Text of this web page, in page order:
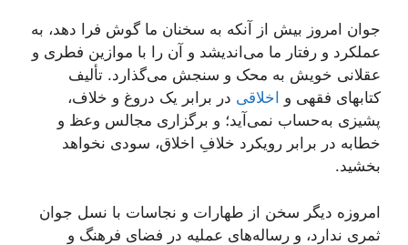
جوان‏ امروز بیش از آنکه به سخنان ما گوش فرا دهد، به
عملکرد و رفتار ما می‌‏اندیشد و آن را با موازین فطرى و
عقلانى خویش به محک و سنجش می‌‏گذارد. تألیف
کتاب‏هاى فقهى و اخلاقى در برابر یک دروغ و خلاف،
پشیزى به‏‌حساب نمی‌‏آید؛ و برگزارى مجالس وعظ و
خطابه در برابر رویکرد خلافِ اخلاق، سودى نخواهد
بخشید.
امروزه دیگر سخن از طهارات و نجاسات با نسل جوان
ثمرى ندارد، و رساله‏‌هاى عملیه در فضاى فرهنگ و